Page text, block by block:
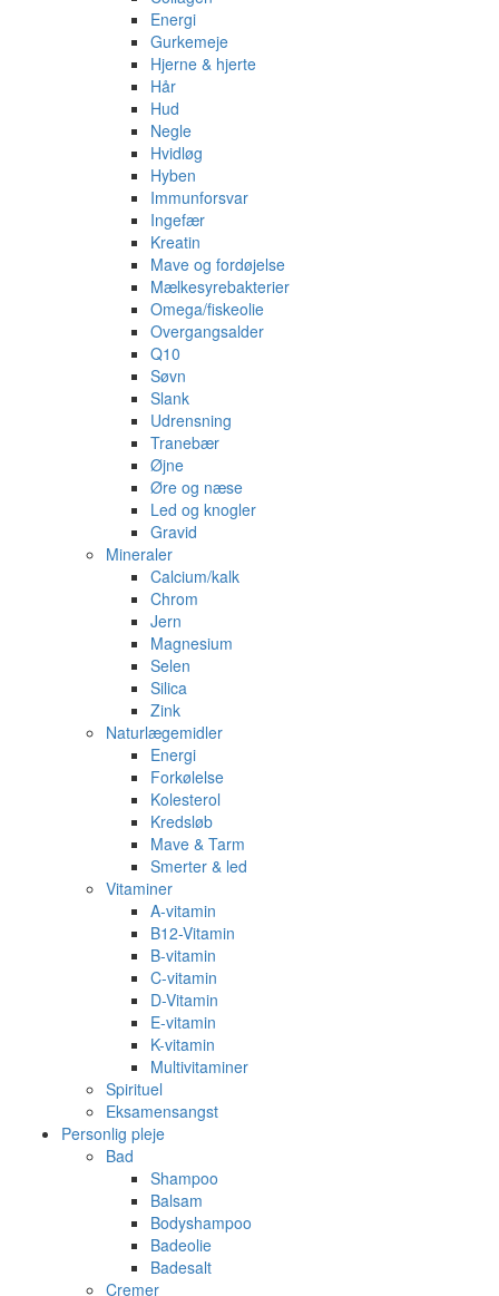
Energi
Gurkemeje
Hjerne & hjerte
Hår
Hud
Negle
Hvidløg
Hyben
Immunforsvar
Ingefær
Kreatin
Mave og fordøjelse
Mælkesyrebakterier
Omega/fiskeolie
Overgangsalder
Q10
Søvn
Slank
Udrensning
Tranebær
Øjne
Øre og næse
Led og knogler
Gravid
Mineraler
Calcium/kalk
Chrom
Jern
Magnesium
Selen
Silica
Zink
Naturlægemidler
Energi
Forkølelse
Kolesterol
Kredsløb
Mave & Tarm
Smerter & led
Vitaminer
A-vitamin
B12-Vitamin
B-vitamin
C-vitamin
D-Vitamin
E-vitamin
K-vitamin
Multivitaminer
Spirituel
Eksamensangst
Personlig pleje
Bad
Shampoo
Balsam
Bodyshampoo
Badeolie
Badesalt
Cremer